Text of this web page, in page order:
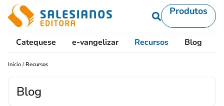
Produtos
Catequese e-vangelizar Recursos Blog
Início /Recursos
Blog